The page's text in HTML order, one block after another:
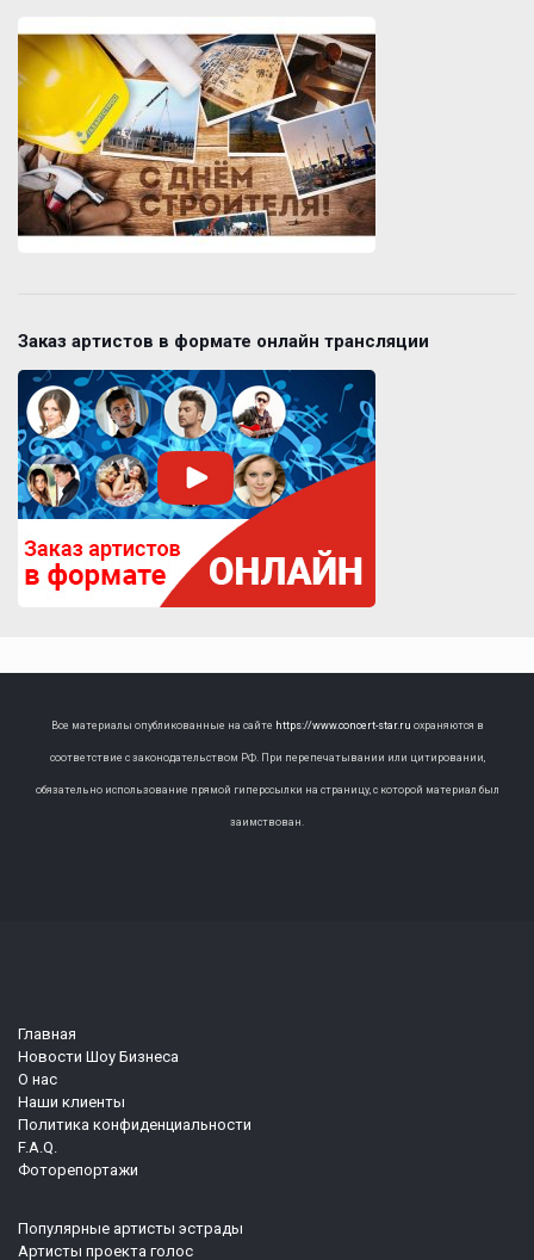
Заказ артистов в формате онлайн трансляции
Все материалы опубликованные на сайте https://www.concert-star.ru охраняются в
соответствие с законодательством РФ. При перепечатывании или цитировании,
обязательно использование прямой гиперссылки на страницу, с которой материал был
заимствован.
Главная
Новости Шоу Бизнеса
О нас
Наши клиенты
Политика конфиденциальности
F.A.Q.
Фоторепортажи
Популярные артисты эстрады
Артисты проекта голос